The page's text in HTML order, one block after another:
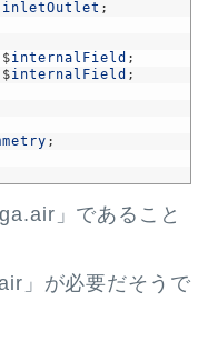
inletOutlet ;
$internalField ;
$internalField ;
;
」であること
」が必要だそうで